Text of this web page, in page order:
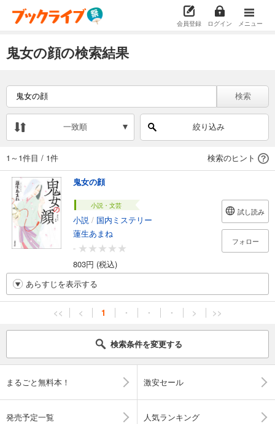
会員登録 ログイン メニュー
鬼女の顔の検索結果
検索
一致順 絞り込み
1～1件目 / 1件 検索のヒント
鬼女の顔
小説・文芸
小説 / 国内ミステリー
蓮生あまね
-
803円 (税込)
試し読み
フォロー
あらすじを表示する
<< < 1 ・ ・ ・ > >>
検索条件を変更する
まるごと無料本！ 激安セール
発売予定一覧 人気ランキング